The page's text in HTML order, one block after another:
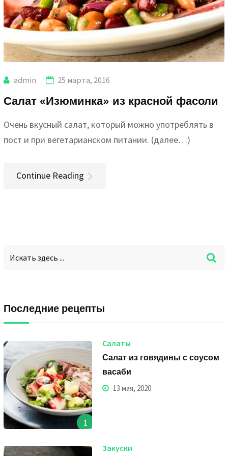
admin 25 марта, 2016
Салат «Изюминка» из красной фасоли
Очень вкусный салат, который можно употреблять в
пост и при вегетарианском питании. (далее…)
Continue Reading
Последние рецепты
1
Салаты
Салат из говядины с соусом
васаби
13 мая, 2020
Закуски